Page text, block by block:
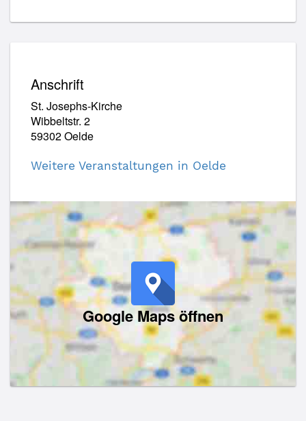
Anschrift
St. Josephs-Kirche
Wibbeltstr. 2
59302 Oelde
Weitere Veranstaltungen in Oelde
Google Maps öffnen